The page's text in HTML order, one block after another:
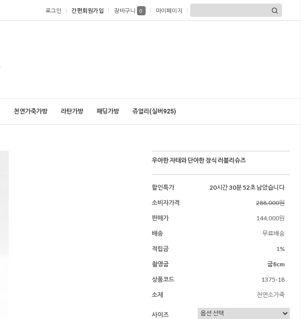
로그인 간편회원가입 장바구니 0 마이페이지
천연가죽가방 라탄가방 패딩가방 쥬얼리(실버925)
우아한 자태와 단아한 장식 러블리슈즈
할인특가
20시간 30분 51초 남았습니다
소비자가격
288,000원
판매가
144,000원
배송
무료배송
적립금
1%
촬영굽
굽8cm
상품코드
1375-18
소재
천연소가죽
사이즈